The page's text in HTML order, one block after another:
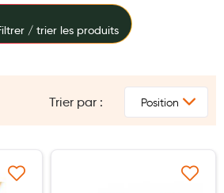
Trier par :
d’envie Ajouter à ma liste
/ trier les produits